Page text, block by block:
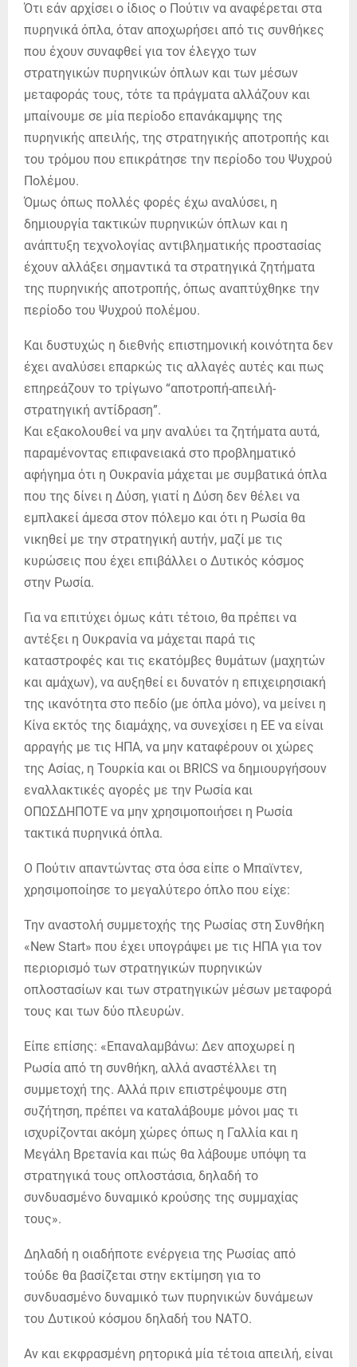
Ότι εάν αρχίσει ο ίδιος ο Πούτιν να αναφέρεται στα
πυρηνικά όπλα, όταν αποχωρήσει από τις συνθήκες
που έχουν συναφθεί για τον έλεγχο των
στρατηγικών πυρηνικών όπλων και των μέσων
μεταφοράς τους, τότε τα πράγματα αλλάζουν και
μπαίνουμε σε μία περίοδο επανάκαμψης της
πυρηνικής απειλής, της στρατηγικής αποτροπής και
του τρόμου που επικράτησε την περίοδο του Ψυχρού
Πολέμου.
Όμως όπως πολλές φορές έχω αναλύσει, η
δημιουργία τακτικών πυρηνικών όπλων και η
ανάπτυξη τεχνολογίας αντιβληματικής προστασίας
έχουν αλλάξει σημαντικά τα στρατηγικά ζητήματα
της πυρηνικής αποτροπής, όπως αναπτύχθηκε την
περίοδο του Ψυχρού πολέμου.
Και δυστυχώς η διεθνής επιστημονική κοινότητα δεν
έχει αναλύσει επαρκώς τις αλλαγές αυτές και πως
επηρεάζουν το τρίγωνο “αποτροπή-απειλή-
στρατηγική αντίδραση”.
Και εξακολουθεί να μην αναλύει τα ζητήματα αυτά,
παραμένοντας επιφανειακά στο προβληματικό
αφήγημα ότι η Ουκρανία μάχεται με συμβατικά όπλα
που της δίνει η Δύση, γιατί η Δύση δεν θέλει να
εμπλακεί άμεσα στον πόλεμο και ότι η Ρωσία θα
νικηθεί με την στρατηγική αυτήν, μαζί με τις
κυρώσεις που έχει επιβάλλει ο Δυτικός κόσμος
στην Ρωσία.
Για να επιτύχει όμως κάτι τέτοιο, θα πρέπει να
αντέξει η Ουκρανία να μάχεται παρά τις
καταστροφές και τις εκατόμβες θυμάτων (μαχητών
και αμάχων), να αυξηθεί ει δυνατόν η επιχειρησιακή
της ικανότητα στο πεδίο (με όπλα μόνο), να μείνει η
Κίνα εκτός της διαμάχης, να συνεχίσει η ΕΕ να είναι
αρραγής με τις ΗΠΑ, να μην καταφέρουν οι χώρες
της Ασίας, η Τουρκία και οι BRICS να δημιουργήσουν
εναλλακτικές αγορές με την Ρωσία και
ΟΠΩΣΔΗΠΟΤΕ να μην χρησιμοποιήσει η Ρωσία
τακτικά πυρηνικά όπλα.
Ο Πούτιν απαντώντας στα όσα είπε ο Μπαϊντεν,
χρησιμοποίησε το μεγαλύτερο όπλο που είχε:
Την αναστολή συμμετοχής της Ρωσίας στη Συνθήκη
«New Start» που έχει υπογράψει με τις ΗΠΑ για τον
περιορισμό των στρατηγικών πυρηνικών
οπλοστασίων και των στρατηγικών μέσων μεταφορά
τους και των δύο πλευρών.
Είπε επίσης: «Επαναλαμβάνω: Δεν αποχωρεί η
Ρωσία από τη συνθήκη, αλλά αναστέλλει τη
συμμετοχή της. Αλλά πριν επιστρέψουμε στη
συζήτηση, πρέπει να καταλάβουμε μόνοι μας τι
ισχυρίζονται ακόμη χώρες όπως η Γαλλία και η
Μεγάλη Βρετανία και πώς θα λάβουμε υπόψη τα
στρατηγικά τους οπλοστάσια, δηλαδή το
συνδυασμένο δυναμικό κρούσης της συμμαχίας
τους».
Δηλαδή η οιαδήποτε ενέργεια της Ρωσίας από
τούδε θα βασίζεται στην εκτίμηση για το
συνδυασμένο δυναμικό των πυρηνικών δυνάμεων
του Δυτικού κόσμου δηλαδή του ΝΑΤΟ.
Αν και εκφρασμένη ρητορικά μία τέτοια απειλή, είναι